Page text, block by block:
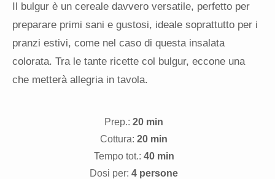
Il bulgur è un cereale davvero versatile, perfetto per
preparare primi sani e gustosi, ideale soprattutto per i
pranzi estivi, come nel caso di questa insalata
colorata. Tra le tante ricette col bulgur, eccone una
che metterà allegria in tavola.
Prep.: 20 min
Cottura: 20 min
Tempo tot.: 40 min
Dosi per: 4 persone